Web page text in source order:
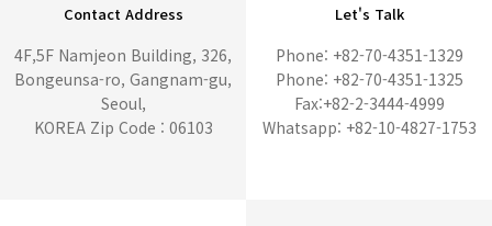
Contact Address
4F,5F Namjeon Building, 326,
Bongeunsa-ro, Gangnam-gu,
Seoul,
KOREA Zip Code : 06103
Let's Talk
Phone: +82-70-4351-1329
Phone: +82-70-4351-1325
Fax:+82-2-3444-4999
Whatsapp: +82-10-4827-1753